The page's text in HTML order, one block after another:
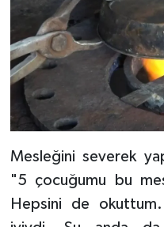
Mesleğini severek
"5 çocuğumu bu
Hepsini de